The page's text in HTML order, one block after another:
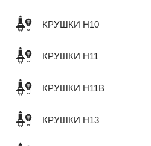
КРУШКИ H10
КРУШКИ H11
КРУШКИ H11B
КРУШКИ H13